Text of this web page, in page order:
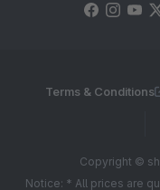
Terms & Conditions
Copyright ©
Notice: * All prices are